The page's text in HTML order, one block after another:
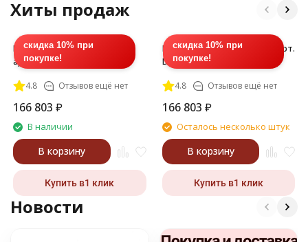
Хиты продаж
скидка 10% при
покупке!
Полимер ДМ (DM), 217, 1 л,
арт. DM-020L-217
4.8 Отзывов ещё нет
166 803 ₽
В наличии
В корзину
Купить в1 клик
скидка 10% при
покупке!
Полимер ДМ (DM) 219, 1 л, арт.
DM-010L-219
4.8 Отзывов ещё нет
166 803 ₽
Осталось несколько штук
В корзину
Купить в1 клик
Новости